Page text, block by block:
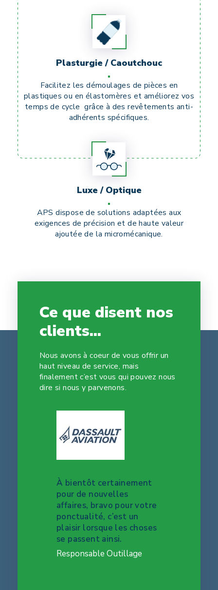
Plasturgie / Caoutchouc
Facilitez les démoulages de pièces en
plastiques ou en élastomères et améliorez vos
temps de cycle grâce à des revêtements anti-
adhérents spécifiques.
Luxe / Optique
APS dispose de solutions adaptées aux
exigences de précision et de haute valeur
ajoutée de la micromécanique.
Ce que disent nos
clients...
Nous avons à coeur de vous offrir un
haut niveau de service, mais
finalement c’est vous qui pouvez nous
dire si nous y parvenons.
À bientôt certainement
pour de nouvelles
affaires, bravo pour votre
ponctualité, c’est un
plaisir lorsque les choses
se passent ainsi.
Responsable Outillage